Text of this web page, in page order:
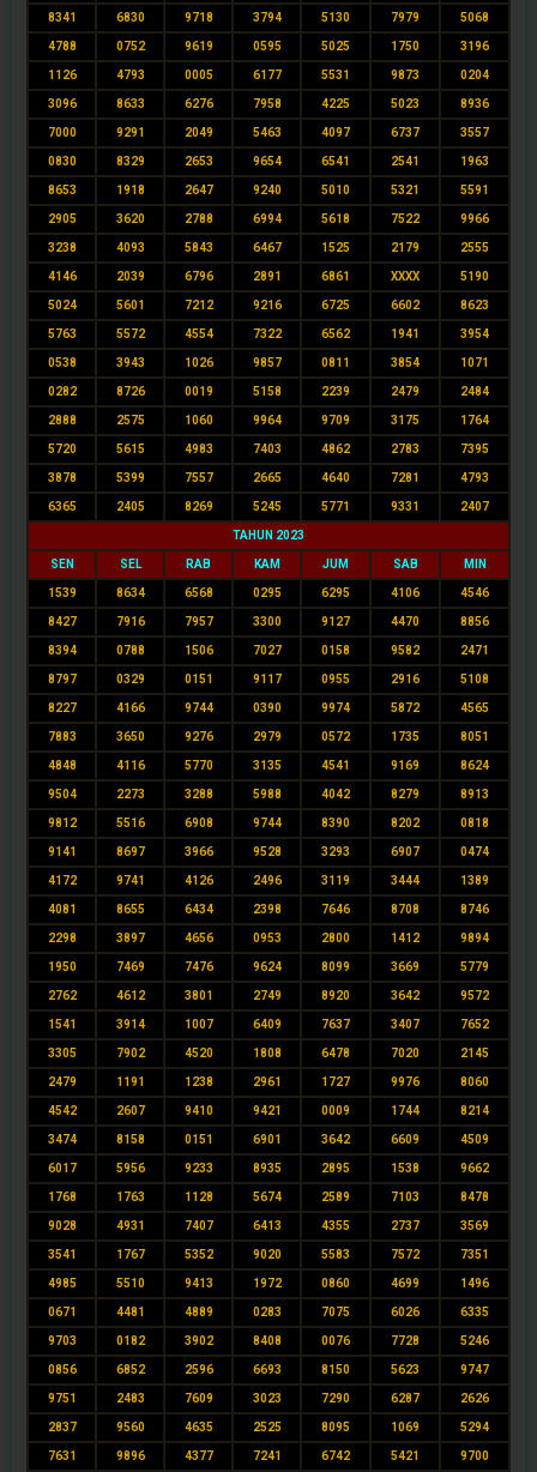
8341 6830 9718 3794 5130 7979 5068
4788 0752 9619 0595 5025 1750 3196
1126 4793 0005 6177 5531 9873 0204
3096 8633 6276 7958 4225 5023 8936
7000 9291 2049 5463 4097 6737 3557
0830 8329 2653 9654 6541 2541 1963
8653 1918 2647 9240 5010 5321 5591
2905 3620 2788 6994 5618 7522 9966
3238 4093 5843 6467 1525 2179 2555
4146 2039 6796 2891 6861 XXXX 5190
5024 5601 7212 9216 6725 6602 8623
5763 5572 4554 7322 6562 1941 3954
0538 3943 1026 9857 0811 3854 1071
0282 8726 0019 5158 2239 2479 2484
2888 2575 1060 9964 9709 3175 1764
5720 5615 4983 7403 4862 2783 7395
3878 5399 7557 2665 4640 7281 4793
6365 2405 8269 5245 5771 9331 2407
TAHUN 2023
SEN SEL RAB KAM JUM SAB MIN
1539 8634 6568 0295 6295 4106 4546
8427 7916 7957 3300 9127 4470 8856
8394 0788 1506 7027 0158 9582 2471
8797 0329 0151 9117 0955 2916 5108
8227 4166 9744 0390 9974 5872 4565
7883 3650 9276 2979 0572 1735 8051
4848 4116 5770 3135 4541 9169 8624
9504 2273 3288 5988 4042 8279 8913
9812 5516 6908 9744 8390 8202 0818
9141 8697 3966 9528 3293 6907 0474
4172 9741 4126 2496 3119 3444 1389
4081 8655 6434 2398 7646 8708 8746
2298 3897 4656 0953 2800 1412 9894
1950 7469 7476 9624 8099 3669 5779
2762 4612 3801 2749 8920 3642 9572
1541 3914 1007 6409 7637 3407 7652
3305 7902 4520 1808 6478 7020 2145
2479 1191 1238 2961 1727 9976 8060
4542 2607 9410 9421 0009 1744 8214
3474 8158 0151 6901 3642 6609 4509
6017 5956 9233 8935 2895 1538 9662
1768 1763 1128 5674 2589 7103 8478
9028 4931 7407 6413 4355 2737 3569
3541 1767 5352 9020 5583 7572 7351
4985 5510 9413 1972 0860 4699 1496
0671 4481 4889 0283 7075 6026 6335
9703 0182 3902 8408 0076 7728 5246
0856 6852 2596 6693 8150 5623 9747
9751 2483 7609 3023 7290 6287 2626
2837 9560 4635 2525 8095 1069 5294
7631 9896 4377 7241 6742 5421 9700